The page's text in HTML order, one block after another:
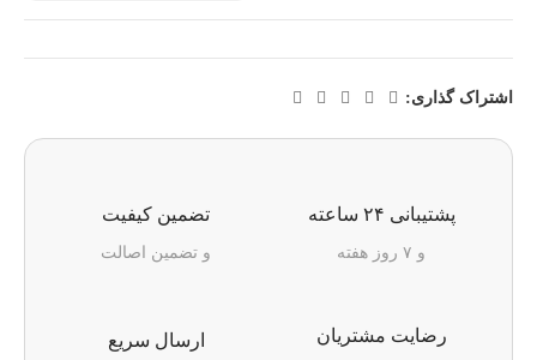
اشتراک گذاری:
پشتیبانی ۲۴ ساعته
و ۷ روز هفته
تضمین کیفیت
و تضمین اصالت
رضایت مشتریان ارسال سریع